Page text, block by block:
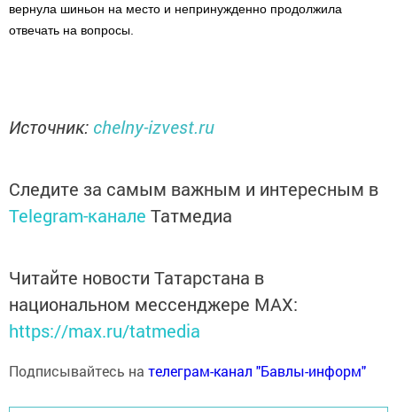
вернула шиньон на место и непринужденно продолжила
отвечать на вопросы.
Источник: chelny-izvest.ru
Следите за самым важным и интересным в
Telegram-канале Татмедиа
Читайте новости Татарстана в
национальном мессенджере MАХ:
https://max.ru/tatmedia
Подписывайтесь на телеграм-канал "Бавлы-информ"